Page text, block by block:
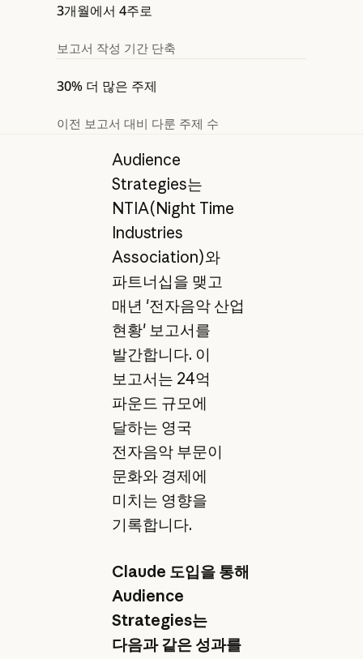
3개월에서 4주로
보고서 작성 기간 단축
30% 더 많은 주제
이전 보고서 대비 다룬 주제 수
Audience
Strategies는
NTIA(Night Time
Industries
Association)와
파트너십을 맺고
매년 '전자음악 산업
현황' 보고서를
발간합니다. 이
보고서는 24억
파운드 규모에
달하는 영국
전자음악 부문이
문화와 경제에
미치는 영향을
기록합니다.
Claude 도입을 통해
Audience
Strategies는
다음과 같은 성과를